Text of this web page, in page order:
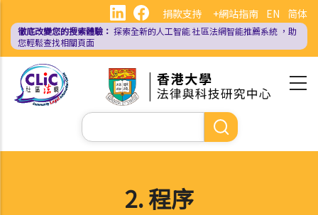
內
EN 简体
捐款支持 +網站指南
徹底改變您的搜索體驗： 探索全新的人工智能社區法網智能推薦系統 ，助
您輕鬆查找相關頁面
Search
2. 程序